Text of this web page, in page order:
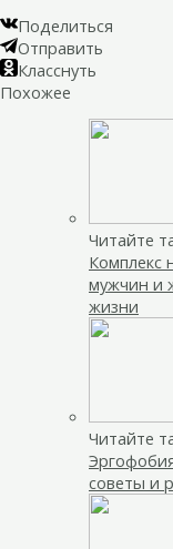
Поделиться
Отправить
Класснуть
Похожее
Читайте
Комплекс
мужчин и
жизни
Читайте
советы и